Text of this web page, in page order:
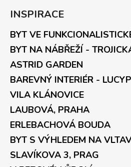
INSPIRACE
BYT VE
BYT NA NÁBŘEŽÍ -
ASTRID GARDEN
BAREVNÝ INTERIÉR -
VILA KLÁNOVICE
LAUBOVÁ, PRAHA
ERLEBACHOVÁ BOUDA
BYT S VÝHLEDEM NA
SLAVÍKOVA 3, PRAG